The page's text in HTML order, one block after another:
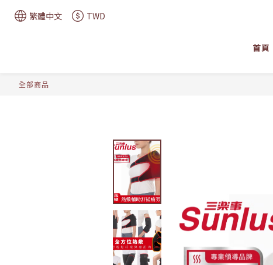
繁體中文 TWD
首頁
全部商品